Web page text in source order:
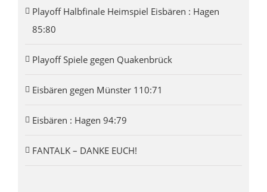
Playoff Halbfinale Heimspiel Eisbären : Hagen
85:80
Playoff Spiele gegen Quakenbrück
Eisbären gegen Münster 110:71
Eisbären : Hagen 94:79
FANTALK – DANKE EUCH!